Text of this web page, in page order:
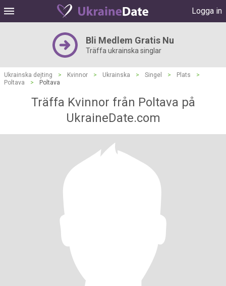
Logga in
Bli Medlem Gratis Nu
Träffa ukrainska singlar
Ukrainska dejting > Kvinnor > Ukrainska > Singel > Plats
>
Poltava
> Poltava
Träffa Kvinnor från Poltava på
UkraineDate.com